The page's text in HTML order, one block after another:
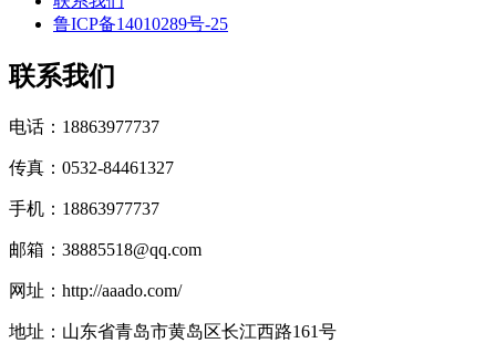
鲁ICP备14010289号-25
联系我们
电话：18863977737
传真：0532-84461327
手机：18863977737
邮箱：38885518@qq.com
网址：http://aaado.com/
地址：山东省青岛市黄岛区长江西路161号